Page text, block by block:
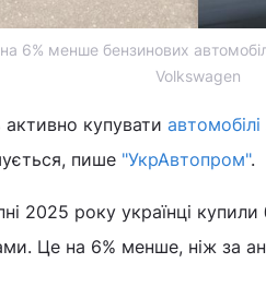
6% менше бензинових
Volkswagen
купувати автомобілі
пише "УкрАвтопром".
2025 року українці
Це на 6% менше, ніж за